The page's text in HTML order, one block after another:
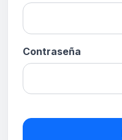
Contraseña